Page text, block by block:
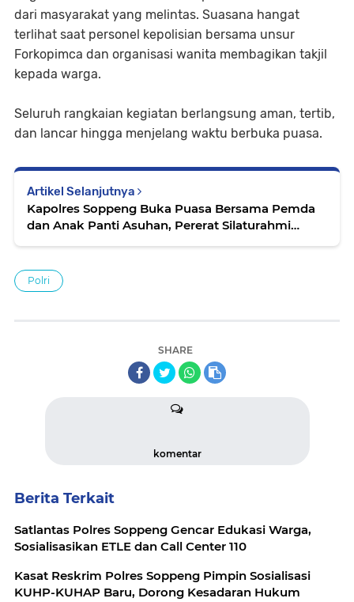
dari masyarakat yang melintas. Suasana hangat
terlihat saat personel kepolisian bersama unsur
Forkopimca dan organisasi wanita membagikan takjil
kepada warga.
Seluruh rangkaian kegiatan berlangsung aman, tertib,
dan lancar hingga menjelang waktu berbuka puasa.
Artikel Selanjutnya
Kapolres Soppeng Buka Puasa Bersama Pemda
dan Anak Panti Asuhan, Pererat Silaturahmi
Polri
SHARE
komentar
Berita Terkait
Satlantas Polres Soppeng Gencar Edukasi Warga,
Sosialisasikan ETLE dan Call Center 110
Kasat Reskrim Polres Soppeng Pimpin Sosialisasi
KUHP-KUHAP Baru, Dorong Kesadaran Hukum